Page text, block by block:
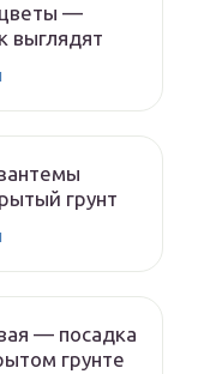
—
выглядят
грунт
— посадка
грунте